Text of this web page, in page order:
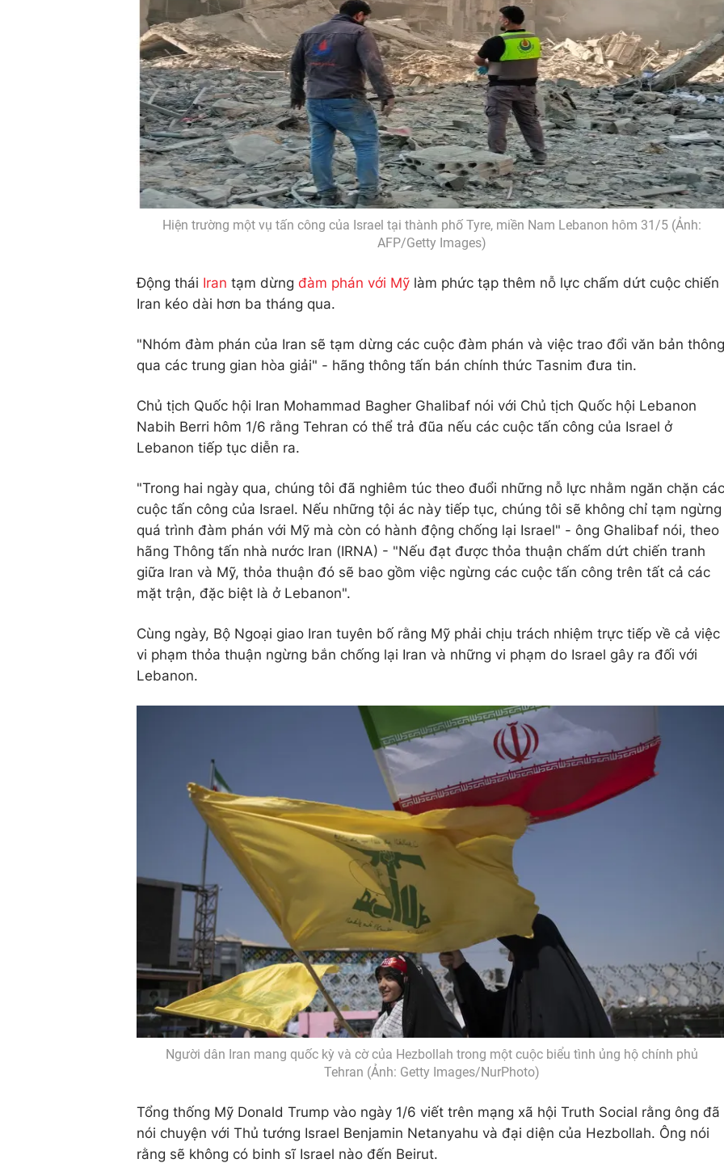
Hiện trường một vụ tấn công của Israel tại thành phố Tyre, miền Nam Lebanon hôm 31/5 (Ảnh:
AFP/Getty Images)
Động thái Iran tạm dừng đàm phán với Mỹ làm phức tạp thêm nỗ lực chấm dứt cuộc chiến
Iran kéo dài hơn ba tháng qua.
"Nhóm đàm phán của Iran sẽ tạm dừng các cuộc đàm phán và việc trao đổi văn bản thông
qua các trung gian hòa giải" - hãng thông tấn bán chính thức Tasnim đưa tin.
Chủ tịch Quốc hội Iran Mohammad Bagher Ghalibaf nói với Chủ tịch Quốc hội Lebanon
Nabih Berri hôm 1/6 rằng Tehran có thể trả đũa nếu các cuộc tấn công của Israel ở
Lebanon tiếp tục diễn ra.
"Trong hai ngày qua, chúng tôi đã nghiêm túc theo đuổi những nỗ lực nhằm ngăn chặn các
cuộc tấn công của Israel. Nếu những tội ác này tiếp tục, chúng tôi sẽ không chỉ tạm ngừng
quá trình đàm phán với Mỹ mà còn có hành động chống lại Israel" - ông Ghalibaf nói, theo
hãng Thông tấn nhà nước Iran (IRNA) - "Nếu đạt được thỏa thuận chấm dứt chiến tranh
giữa Iran và Mỹ, thỏa thuận đó sẽ bao gồm việc ngừng các cuộc tấn công trên tất cả các
mặt trận, đặc biệt là ở Lebanon".
Cùng ngày, Bộ Ngoại giao Iran tuyên bố rằng Mỹ phải chịu trách nhiệm trực tiếp về cả việc
vi phạm thỏa thuận ngừng bắn chống lại Iran và những vi phạm do Israel gây ra đối với
Lebanon.
Người dân Iran mang quốc kỳ và cờ của Hezbollah trong một cuộc biểu tình ủng hộ chính phủ
Tehran (Ảnh: Getty Images/NurPhoto)
Tổng thống Mỹ Donald Trump vào ngày 1/6 viết trên mạng xã hội Truth Social rằng ông đã
nói chuyện với Thủ tướng Israel Benjamin Netanyahu và đại diện của Hezbollah. Ông nói
rằng sẽ không có binh sĩ Israel nào đến Beirut.